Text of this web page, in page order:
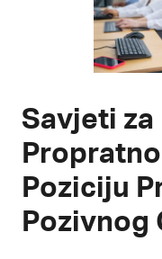
Savjeti za
Poziciju
Pozivnog